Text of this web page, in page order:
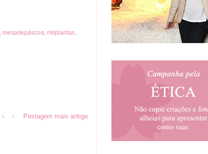
mesadepáscoa milplantas
Postagem mais antiga